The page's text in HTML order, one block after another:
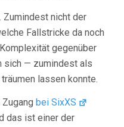
nicht der
Fallstricke da noch
gegenüber
sich — zumindest als
lassen konnte.
bei SixXS
das ist einer der